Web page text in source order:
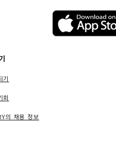
기
회
의 채용 정보